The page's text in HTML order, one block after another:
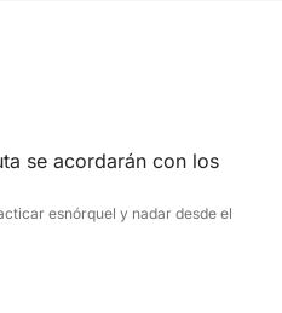
rodeado de sol, aguas
También cuenta con un
del sol. Podrá disfrutar
esperan bebidas de
alquiler:
se acordarán con los
esnórquel y nadar desde el